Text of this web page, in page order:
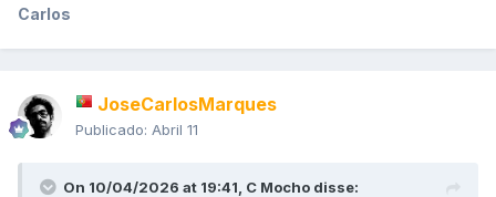
Carlos
JoseCarlosMarques
Publicado: Abril 11
On 10/04/2026 at 19:41, C Mocho disse: